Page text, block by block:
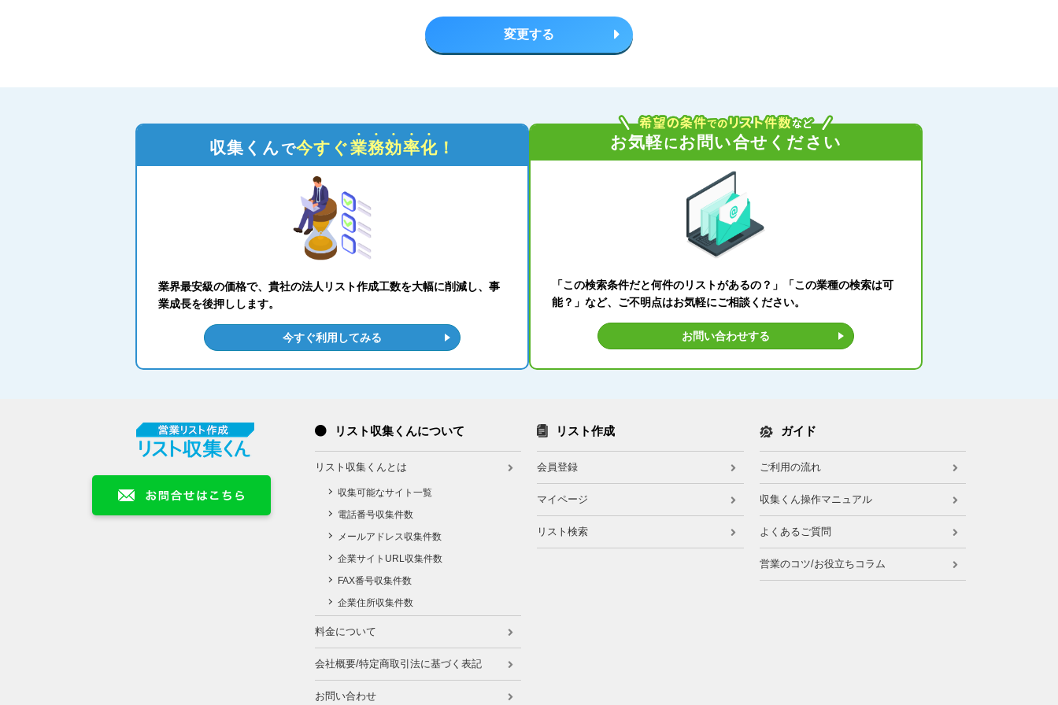
変更する
収集くん で今すぐ業務効率化 ！
業界最安級の価格で、貴社の法人リスト作成工数を大幅に削減し、事
業成長を後押しします。
今すぐ利用してみる
お気軽にお問い合せください
「この検索条件だと何件のリストがあるの？」「この業種の検索は可
能？」など、ご不明点はお気軽にご相談ください。
お問い合わせする
リスト収集くんについて
リスト収集くんとは
収集可能なサイト一覧
電話番号収集件数
メールアドレス収集件数
企業サイトURL収集件数
FAX番号収集件数
企業住所収集件数
料金について
会社概要/特定商取引法に基づく表記
お問い合わせ
リスト作成
会員登録
マイページ
リスト検索
ガイド
ご利用の流れ
収集くん操作マニュアル
よくあるご質問
営業のコツ/お役立ちコラム